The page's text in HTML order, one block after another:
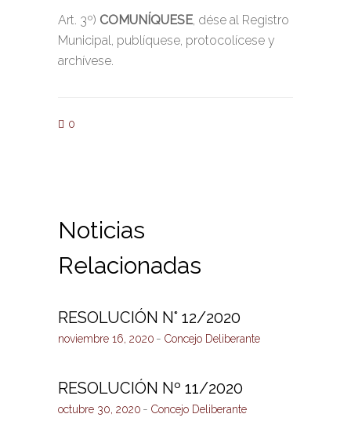
Art. 3º) COMUNÍQUESE, dése al Registro
Municipal, publíquese, protocolícese y
archívese.
0
Noticias
Relacionadas
RESOLUCIÓN N° 12/2020
noviembre 16, 2020 Concejo Deliberante
RESOLUCIÓN Nº 11/2020
octubre 30, 2020 Concejo Deliberante